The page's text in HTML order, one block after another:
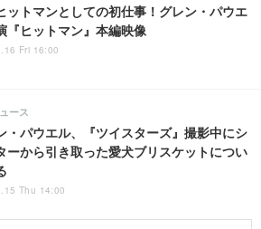
ットマンとしての初仕事！グレン・パウエ
『ヒットマン』本編映像
Fri 16:00
・パウエル、『ツイスターズ』撮影中にシ
ーから引き取った愛犬ブリスケットについ
ース
Thu 14:00